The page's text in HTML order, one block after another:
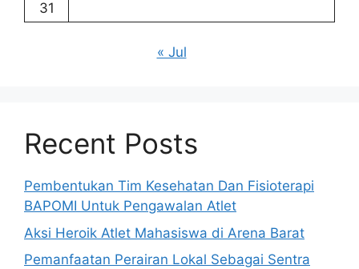
31
« Jul
Recent Posts
Pembentukan Tim Kesehatan Dan Fisioterapi
BAPOMI Untuk Pengawalan Atlet
Aksi Heroik Atlet Mahasiswa di Arena Barat
Pemanfaatan Perairan Lokal Sebagai Sentra